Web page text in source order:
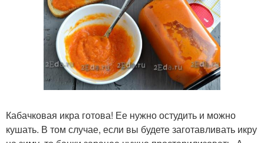
Кабачковая икра готова! Ее нужно остудить и можно
кушать. В том случае, если вы будете заготавливать икру